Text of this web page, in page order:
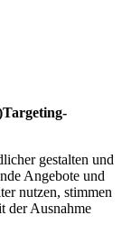
gestalten und
Angebote und
nutzen, stimmen
der Ausnahme